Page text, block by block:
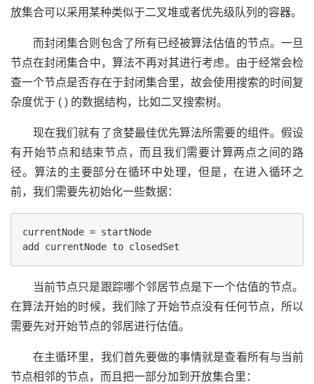
放集合可以采用某种类似于二叉堆或者优先级队列的容器。
而封闭集合则包含了所有已经被算法估值的节点。一旦
节点在封闭集合中，算法不再对其进行考虑。由于经常会检
查一个节点是否存在于封闭集合里，故会使用搜索的时间复
杂度优于 ( ) 的数据结构，比如二叉搜索树。
现在我们就有了贪婪最佳优先算法所需要的组件。假设
有开始节点和结束节点，而且我们需要计算两点之间的路
径。算法的主要部分在循环中处理，但是，在进入循环之
前，我们需要先初始化一些数据：
currentNode = startNode
当前节点只是跟踪哪个邻居节点是下一个估值的节点。
在算法开始的时候，我们除了开始节点没有任何节点，所以
需要先对开始节点的邻居进行估值。
在主循环里，我们首先要做的事情就是查看所有与当前
节点相邻的节点，而且把一部分加到开放集合里：